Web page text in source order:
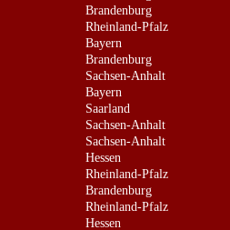
Brandenburg
Rheinland-Pfalz
Bayern
Brandenburg
Sachsen-Anhalt
Bayern
Saarland
Sachsen-Anhalt
Sachsen-Anhalt
Hessen
Rheinland-Pfalz
Brandenburg
Rheinland-Pfalz
Hessen